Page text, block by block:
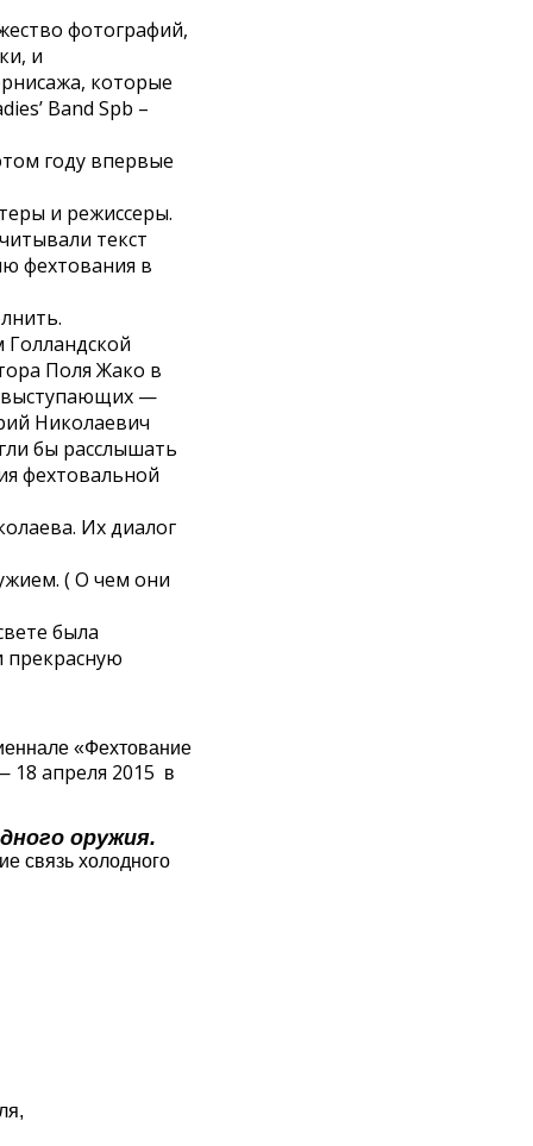
фотографий,
и
которые
Band Spb –
году впервые
и режиссеры.
текст
фехтования в
Поля Жако в
выступающих —
Николаевич
бы расслышать
фехтовальной
Их диалог
( О чем они
была
прекрасную
«Фехтование
18 апреля 2015 в
оружия.
связь холодного